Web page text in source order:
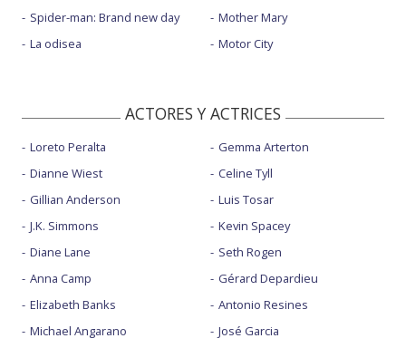
Spider-man: Brand new day
La odisea
Mother Mary
Motor City
ACTORES Y ACTRICES
Loreto Peralta
Dianne Wiest
Gillian Anderson
J.K. Simmons
Diane Lane
Anna Camp
Elizabeth Banks
Michael Angarano
Gemma Arterton
Celine Tyll
Luis Tosar
Kevin Spacey
Seth Rogen
Gérard Depardieu
Antonio Resines
José Garcia